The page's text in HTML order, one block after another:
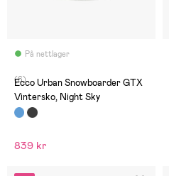
På nettlager
(6)
Ecco Urban Snowboarder GTX
Vintersko, Night Sky
839 kr